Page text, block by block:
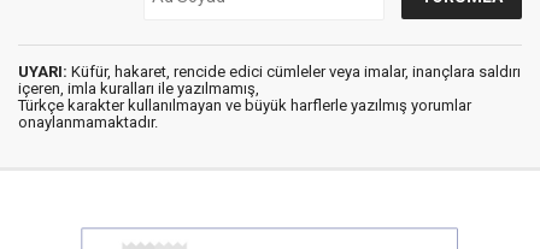
UYARI: Küfür, hakaret, rencide edici cümleler veya imalar, inançlara saldırı
içeren, imla kuralları ile yazılmamış,
Türkçe karakter kullanılmayan ve büyük harflerle yazılmış yorumlar
onaylanmamaktadır.